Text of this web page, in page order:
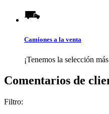
Camiones a la venta
¡Tenemos la selección
Comentarios de
Filtro: